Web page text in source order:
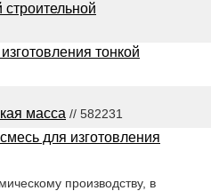
тонкой
масса // 582231
для изготовления
производству, в